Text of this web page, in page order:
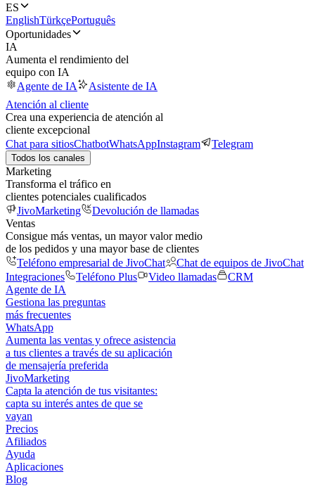
ES
EnglishTürkçePortuguês
Oportunidades
IA
Aumenta el rendimiento del
equipo con IA
Agente de IA
Asistente de IA
Atención al cliente
Crea una experiencia de atención al
cliente excepcional
Chat para sitiosChatbotWhatsAppInstagram Telegram
Todos los canales
Marketing
Transforma el tráfico en
clientes potenciales cualificados
JivoMarketing
Devolución de llamadas
Ventas
Consigue más ventas, un mayor valor medio
de los pedidos y una mayor base de clientes
Teléfono empresarial de JivoChat
Chat de equipos de JivoChat
Integraciones
Teléfono Plus Video llamadas
CRM
Agente de IA
Gestiona las preguntas
más frecuentes
WhatsApp
Aumenta las ventas y ofrece asistencia
a tus clientes a través de su aplicación
de mensajería preferida
JivoMarketing
Capta la atención de tus visitantes:
capta su interés antes de que se
vayan
Precios
Afiliados
Ayuda
Aplicaciones
Blog